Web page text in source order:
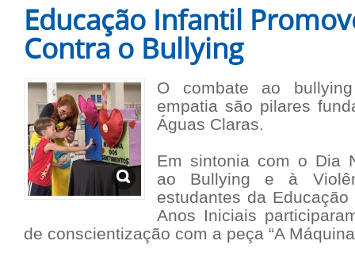
Educação Infantil
Contra o Bullying
O combate ao
empatia são pilares
Águas Claras.
Em sintonia com o Dia
ao Bullying e à
estudantes da
Anos Iniciais
de conscientização com a peça “A